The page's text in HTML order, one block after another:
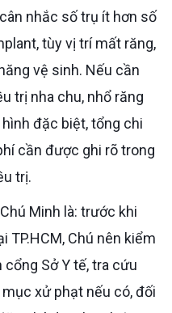
nhắc số trụ ít hơn số
tùy vị trí mất răng,
vệ sinh. Nếu cần
trị nha chu, nhổ răng
đặc biệt, tổng chi
cần được ghi rõ trong
trị.
TP.HCM, Chú nên kiểm
Sở Y tế, tra cứu
xử phạt nếu có, đối